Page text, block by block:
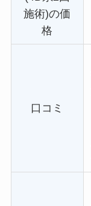
施術)の価
格
口コミ